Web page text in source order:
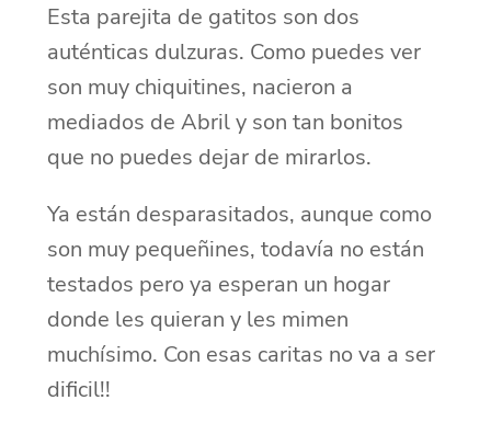
Esta parejita de gatitos son dos
auténticas dulzuras. Como puedes ver
son muy chiquitines, nacieron a
mediados de Abril y son tan bonitos
que no puedes dejar de mirarlos.
Ya están desparasitados, aunque como
son muy pequeñines, todavía no están
testados pero ya esperan un hogar
donde les quieran y les mimen
muchísimo. Con esas caritas no va a ser
dificil!!